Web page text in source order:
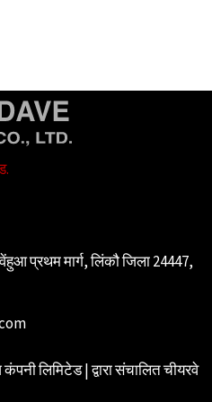
प्रथम मार्ग, लिंकौ जिला 24447,
लिमिटेड | द्वारा संचालितचीयरवे